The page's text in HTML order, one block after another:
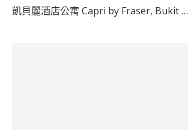
凱貝麗酒店公寓 Capri by Fraser, Bukit …